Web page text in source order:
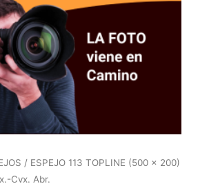
/ ESPEJO 113 TOPLINE (500 x 200)
Cvx. Abr.